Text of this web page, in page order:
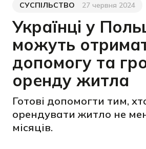
Категорія
СУСПІЛЬСТВО
Дата публікації27 червня 2024
Українці у
можуть
допомогу та
оренду житла
Готові допомогти тим,
орендувати житло не
місяців.